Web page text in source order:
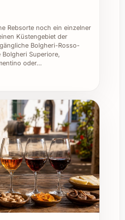
Chinon L’Huisserie
für
Ob Weihnachten,
jede Einladung mit
Gastronomie: Seine
Struktur passt perfekt zu
Menüs und begeistert
Eleganz.
für Weinkarten, die
regionale Weine
wertvolle Ergänzung
durch sein
und die hohe Qualität.
Rebsorte noch ein einzelner
Küstengebiet der
Bolgheri-Rosso-
Bolgheri Superiore,
oder…